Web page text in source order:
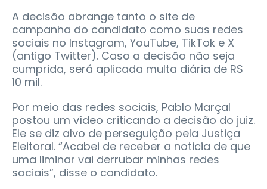
A decisão abrange tanto o site de
campanha do candidato como suas redes
sociais no Instagram, YouTube, TikTok e X
(antigo Twitter). Caso a decisão não seja
cumprida, será aplicada multa diária de R$
10 mil.
Por meio das redes sociais, Pablo Marçal
postou um vídeo criticando a decisão do juiz.
Ele se diz alvo de perseguição pela Justiça
Eleitoral. “Acabei de receber a noticia de que
uma liminar vai derrubar minhas redes
sociais”, disse o candidato.